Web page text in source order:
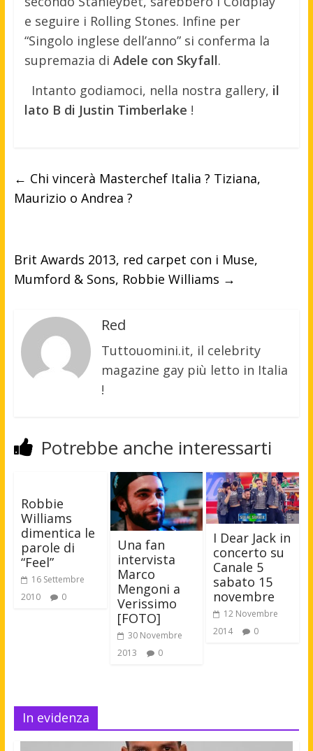
e seguire i Rolling Stones. Infine per
“Singolo inglese dell’anno” si conferma la
supremazia di Adele con Skyfall.
Intanto godiamoci, nella nostra gallery, il
lato B di Justin Timberlake !
← Chi vincerà Masterchef Italia ? Tiziana,
Maurizio o Andrea ?
Brit Awards 2013, red carpet con i Muse,
Mumford & Sons, Robbie Williams →
Red
Tuttouomini.it, il celebrity
magazine gay più letto in Italia
!
Potrebbe anche interessarti
Robbie
Williams
dimentica le
parole di
“Feel”
16 Settembre
2010
0
Una fan
intervista
Marco
Mengoni a
Verissimo
[FOTO]
30 Novembre
2013
0
I Dear Jack in
concerto su
Canale 5
sabato 15
novembre
12 Novembre
2014
0
In evidenza